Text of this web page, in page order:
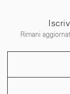
Rimani